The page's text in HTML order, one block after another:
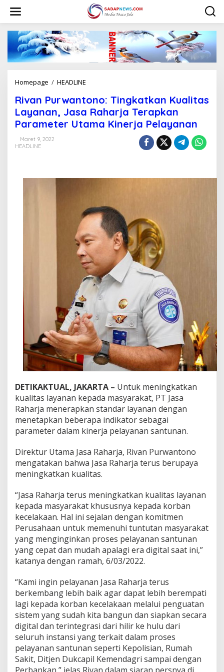
w
Homepage / HEADLINE
v
a
n
P
t
o
:
i
n
g
k
a
t
a
K
u
a
l
i
a
L
a
y
n
a
,
J
a
s
R
a
h
r
j
a
T
a
p
k
a
n
P
a
r
a
m
Rivan Purwantono: Tingkatkan Kualitas
Layanan, Jasa Raharja Terapkan
Parameter Utama Kinerja Pelayanan
Maret 9, 2022
HEADLINE
DETIKAKTUAL, JAKARTA – Untuk meningkatkan
kualitas layanan kepada masyarakat, PT Jasa
Raharja menerapkan standar layanan dengan
menetapkan beberapa indikator sebagai
parameter dalam kinerja pelayanan santunan.
Direktur Utama Jasa Raharja, Rivan Purwantono
mengatakan bahwa Jasa Raharja terus berupaya
meningkatkan kualitas.
“Jasa Raharja terus meningkatkan kualitas layanan
kepada masyarakat khususnya kepada korban
kecelakaan. Hal ini sejalan dengan komitmen
Perusahaan untuk memenuhi tuntutan masyarakat
yang menginginkan proses pelayanan santunan
yang cepat dan mudah apalagi era digital saat ini,”
katanya dengan ramah, 6/03/2022.
“Kami ingin pelayanan Jasa Raharja terus
berkembang lebih baik agar dapat lebih berempati
lagi kepada korban kecelakaan melalui penguatan
sistem yang sudah kita bangun dan siapkan secara
digital dan terintegrasi dari hilir ke hulu dari
seluruh instansi yang terkait dalam proses
pelayanan santunan seperti Kepolisian, Rumah
Sakit, Ditjen Dukcapil Kemendagri sampai dengan